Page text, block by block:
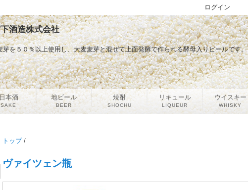
酒造株式会社
芽を５０％以上使用し、大麦麦芽と混ぜて上面発酵で作られる酵母入りビールです。
トップ/
ヴァイツェン瓶
本酒
SAKE
地ビール
BEER
焼酎
SHOCHU
リキュール
LIQUEUR
ウイスキー
WHISKY
ログイン